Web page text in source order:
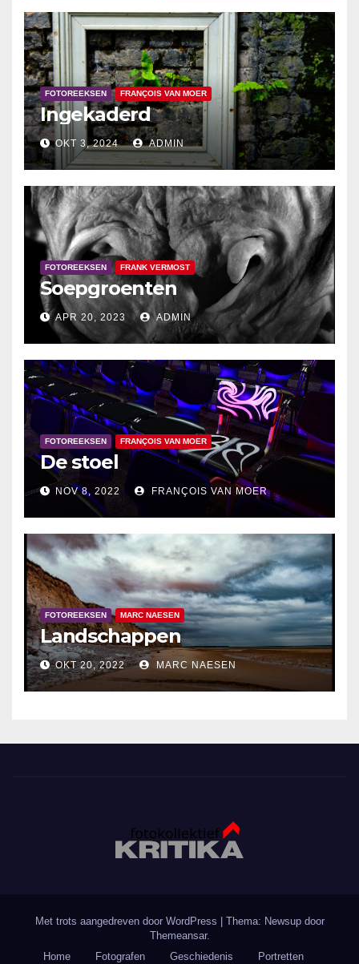
FOTOREEKSEN FRANÇOIS VAN MOER
Ingekaderd
OKT 3, 2024 ADMIN
FOTOREEKSEN FRANK VERMOST
Soepgroenten
APR 20, 2023 ADMIN
FOTOREEKSEN FRANÇOIS VAN MOER
De stoel
NOV 8, 2022 FRANÇOIS VAN MOER
FOTOREEKSEN MARC NAESEN
Landschappen
OKT 20, 2022 MARC NAESEN
Met trots aangedreven door WordPress
Thema: Newsup door
Themeansar.
Home
Fotografen Geschiedenis Portretten